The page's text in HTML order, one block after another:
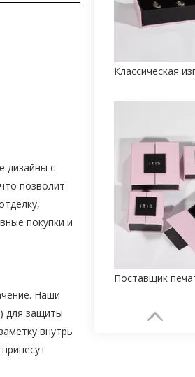
дизайны с
позволит
покупки и
Наши
для защиты
внутрь